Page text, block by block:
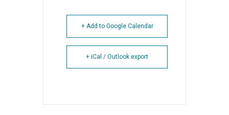
+ Add to Google Calendar
+ iCal / Outlook export